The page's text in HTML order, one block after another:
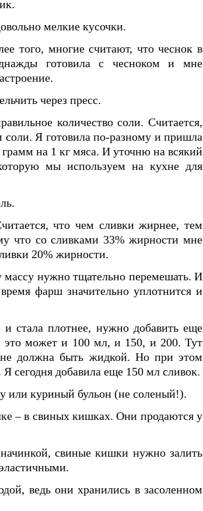
мелкие кусочки.
того, многие считают, что чеснок в
готовила с чесноком и мне
через пресс.
количество соли. Считается,
соли. Я готовила по-разному и пришла
на 1 кг мяса. И уточню на всякий
мы используем на кухне для
что чем сливки жирнее, тем
что со сливками 33% жирности мне
20% жирности.
нужно тщательно перемешать. И
фарш значительно уплотнится и
и стала плотнее, нужно добавить еще
это может и 100 мл, и 150, и 200. Тут
должна быть жидкой. Но при этом
сегодня добавила еще 150 мл сливок.
или куриный бульон (не соленый!).
– в свиных кишках. Они продаются у
свиные кишки нужно залить
ведь они хранились в засоленном